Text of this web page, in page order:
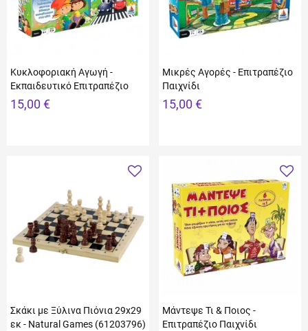
Κυκλοφοριακή Αγωγή -
Εκπαιδευτικό Επιτραπέζιο
15,00 €
Μικρές Αγορές - Επιτραπέζιο
Παιχνίδι
15,00 €
Σκάκι με Ξύλινα Πιόνια 29x29
εκ - Natural Games (61203796)
Μάντεψε Τι & Ποιος -
Επιτραπέζιο Παιχνίδι